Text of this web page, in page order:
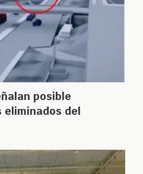
posible
eliminados del